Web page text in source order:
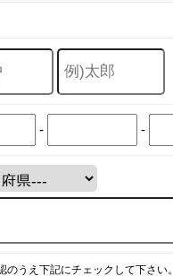
- -
のうえ下記にチェックして下さい。